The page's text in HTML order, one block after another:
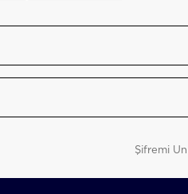
Şifremi